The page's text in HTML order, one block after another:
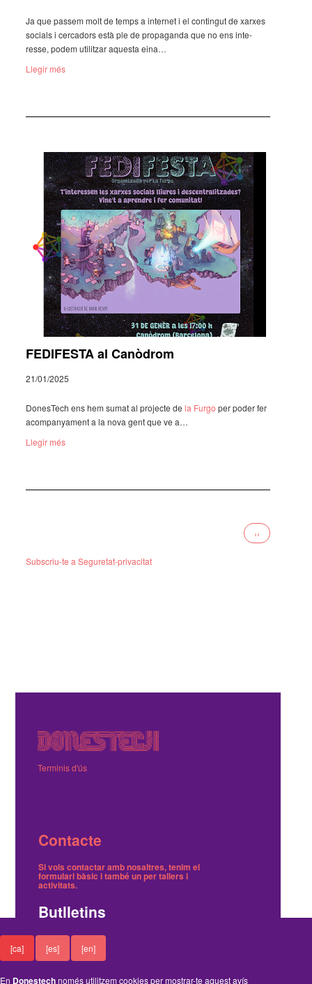
[ca] [es] [en]
En Donestechnomés utilitzem cookies per mostrar-te aquest avís
Ja que passem molt de temps a inter­net i el contin­gut de xarxes
soci­als i cerca­dors està ple de propa­ganda que no ens inte­
resse, podem utilit­zar aquesta eina…
Llegir més
FEDIFESTA al Canòdrom
21/01/2025
Dones­Tech ens hem sumat al projecte dela Furgo per poder fer
acom­pa­nya­ment a la nova gent que ve a…
Llegir més
Pàgina
següent
››
Subscriu-te a Seguretat-privacitat
Terminis d'ús
Contacte
Si vols contactar amb nosaltres, tenim el
formulari bàsic i tambéun per tallers i
activitats.
Butlletins
Tenim dos butlletins, un trimestral de notícies i
un on avisem dels tallers gratuïts.
inscriure't o cancel·lar-ne la subscripció